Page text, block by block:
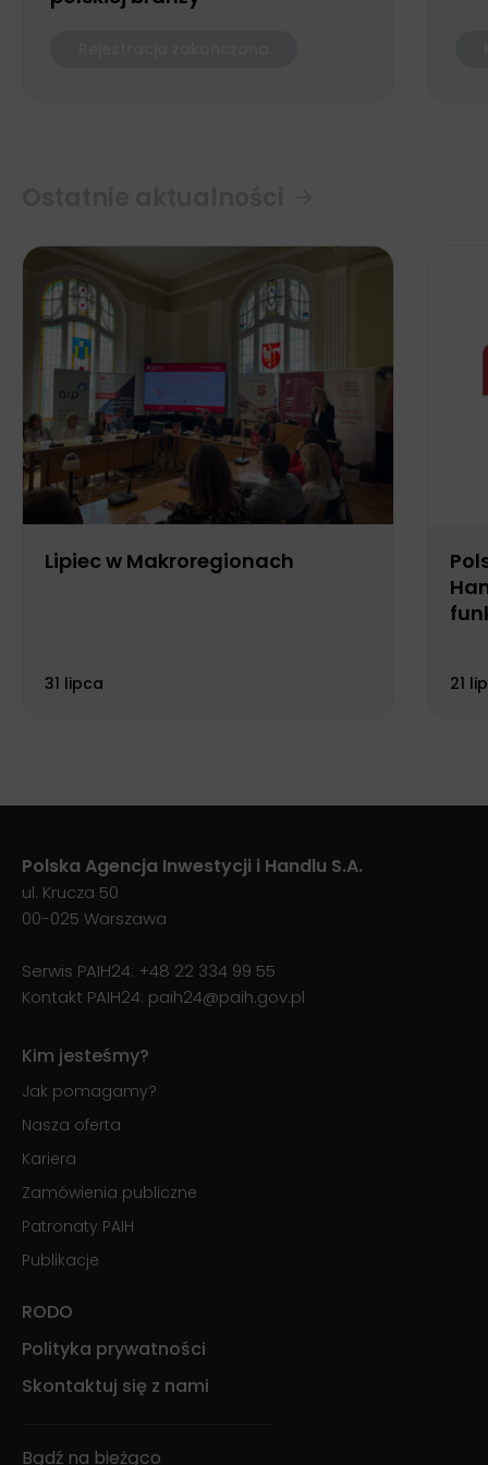
Lipiec w Makroregionach
31 lipca 21
Polska Agencja Inwestycji i Handlu S.A.
ul. Krucza 50
00-025 Warszawa
Serwis PAIH24: +48 22 334 99 55
Kontakt PAIH24: paih24@paih.gov.pl
Kim jesteśmy?
Jak pomagamy?
Nasza oferta
Kariera
Zamówienia publiczne
Patronaty PAIH
Publikacje
RODO
Polityka prywatności
Skontaktuj się z nami
Bądź na bieżąco